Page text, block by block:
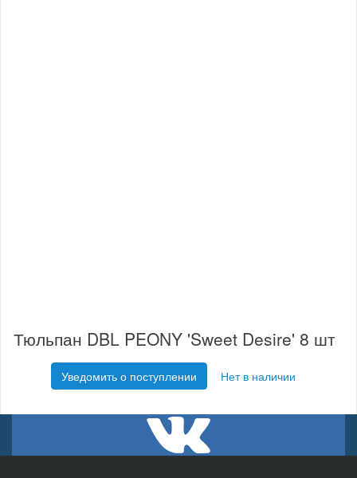
Тюльпан DBL PEONY 'Sweet Desire' 8 шт
Уведомить о поступлении Нет в наличии